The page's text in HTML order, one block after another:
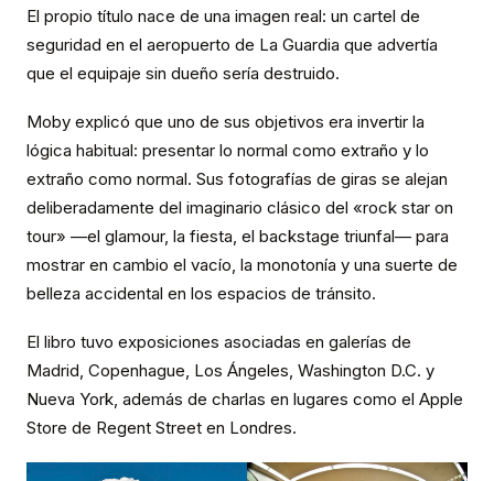
El propio título nace de una imagen real: un cartel de
seguridad en el aeropuerto de La Guardia que advertía
que el equipaje sin dueño sería destruido.
Moby explicó que uno de sus objetivos era invertir la
lógica habitual: presentar lo normal como extraño y lo
extraño como normal. Sus fotografías de giras se alejan
deliberadamente del imaginario clásico del «rock star on
tour» —el glamour, la fiesta, el backstage triunfal— para
mostrar en cambio el vacío, la monotonía y una suerte de
belleza accidental en los espacios de tránsito.
El libro tuvo exposiciones asociadas en galerías de
Madrid, Copenhague, Los Ángeles, Washington D.C. y
Nueva York, además de charlas en lugares como el Apple
Store de Regent Street en Londres.